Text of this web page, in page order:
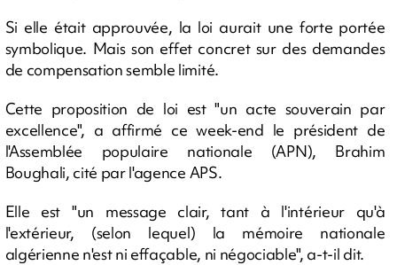
Si elle était approuvée, la loi aurait une forte portée
symbolique. Mais son effet concret sur des demandes
de compensation semble limité.
Cette proposition de loi est "un acte souverain par
excellence", a affirmé ce week-end le président de
l'Assemblée populaire nationale (APN), Brahim
Boughali, cité par l'agence APS.
Elle est "un message clair, tant à l'intérieur qu'à
l'extérieur, (selon lequel) la mémoire nationale
algérienne n'est ni effaçable, ni négociable", a-t-il dit.